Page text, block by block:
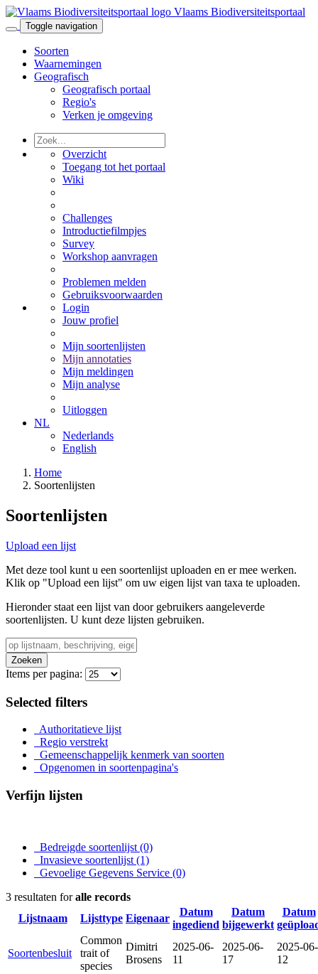
Vlaams Biodiversiteitsportaal
Toggle navigation
Soorten
Waarnemingen
Geografisch
Geografisch portaal
Regio's
Verken je omgeving
Overzicht
Toegang tot het portaal
Wiki
Challenges
Introductiefilmpjes
Survey
Workshop aanvragen
Problemen melden
Gebruiksvoorwaarden
Login
Jouw profiel
Mijn soortenlijsten
Mijn annotaties
Mijn meldingen
Mijn analyse
Uitloggen
NL
Nederlands
English
Home
Soortenlijsten
Soortenlijsten
Upload een lijst
Met deze tool kunt u een soortenlijst uploaden en er mee werken.
Klik op "Upload een lijst" om uw eigen lijst van taxa te uploaden.
Hieronder staat een lijst van door gebruikers aangeleverde
soortenlijsten. U kunt deze lijsten gebruiken.
Zoeken
Items per pagina:
Selected filters
Authoritatieve lijst
Regio verstrekt
Gemeenschappelijk kenmerk van soorten
Opgenomen in soortenpagina's
Verfijn lijsten
Bedreigde soortenlijst (0)
Invasieve soortenlijst (1)
Gevoelige Gegevens Service (0)
3 resultaten foralle records
Lijstnaam
Lijsttype Eigenaar
Datum
ingediend
Datum
bijgewerkt
Datum
Soortenbesluit
Common
trait of
species
Dimitri
Brosens
2025-06-
11
2025-06-
17
2025-06-
12